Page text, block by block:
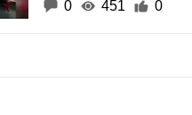
0 451 0